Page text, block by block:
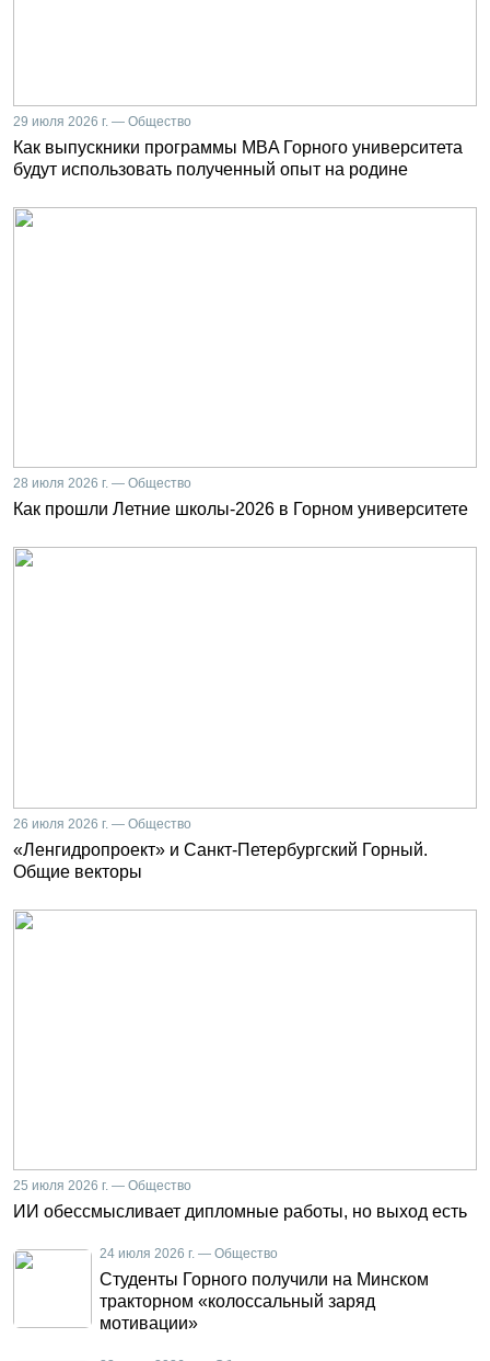
29 июля 2026 г. — Общество
Как выпускники программы MBA Горного университета
будут использовать полученный опыт на родине
28 июля 2026 г. — Общество
Как прошли Летние школы-2026 в Горном университете
26 июля 2026 г. — Общество
«Ленгидропроект» и Санкт-Петербургский Горный.
Общие векторы
25 июля 2026 г. — Общество
ИИ обессмысливает дипломные работы, но выход есть
24 июля 2026 г. — Общество
Студенты Горного получили на Минском
тракторном «колоссальный заряд
мотивации»